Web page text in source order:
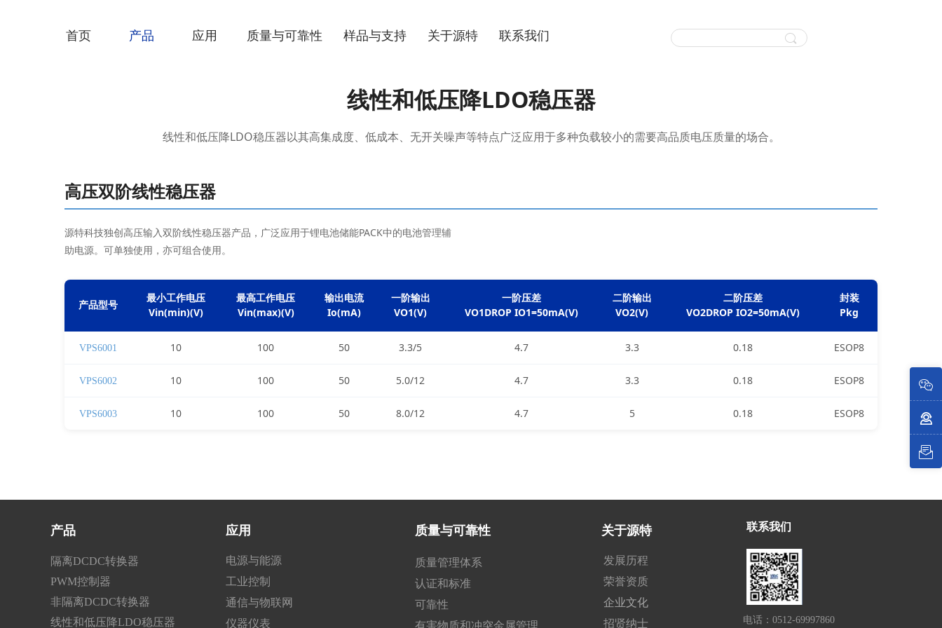
首页 产品 应用 质量与可靠性 样品与支持 关于源特 联系我们
线性和低压降LDO稳压器
线性和低压降LDO稳压器以其高集成度、低成本、无开关噪声等特点广泛应用于多种负载较小的需要高品质电压质量的场合。
高压双阶线性稳压器
源特科技独创高压输入双阶线性稳压器产品，广泛应用于锂电池储能PACK中的电池管理辅
助电源。可单独使用，亦可组合使用。
产品型号
最小工作电压
Vin(min)(V)
最高工作电压
Vin(max)(V)
输出电流
Io(mA)
一阶输出
VO1(V)
一阶压差
VO1DROP IO1=50mA(V)
二阶输出
VO2(V)
二阶压差
VO2DROP IO2=50mA(V)
封装
Pkg
VPS6001 10 100 50 3.3/5 4.7 3.3 0.18 ESOP8
VPS6002 10 100 50 5.0/12 4.7 3.3 0.18 ESOP8
VPS6003 10 100 50 8.0/12 4.7 5 0.18 ESOP8
联系我们
产品
隔离DCDC转换器
PWM控制器
非隔离DCDC转换器
线性和低压降LDO稳压器
电源与能源
工业控制
通信与物联网
仪器仪表
应用
质量管理体系
认证和标准
可靠性
有害物质和冲突金属管理
质量与可靠性
发展历程
荣誉资质
企业文化
招贤纳士
关于源特
电话：0512-69997860
򠤘
󩄀
电话咨询
򠥶